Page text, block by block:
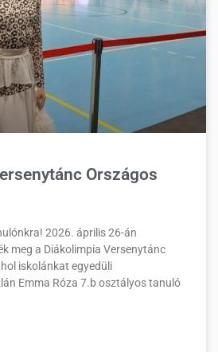
Országos
2026. április 26-án
meg a Diákolimpia Versenytánc
iskolánkat egyedüli
Emma Róza 7.b osztályos tanuló